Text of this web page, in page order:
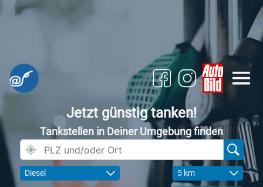
Jetzt günstig tanken!
Tankstellen in Deiner Umgebung finden
Diesel 5 km